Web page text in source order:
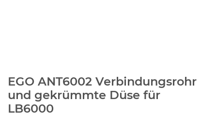
EGO ANT6002 Verbindungsrohr
und gekrümmte Düse für
LB6000